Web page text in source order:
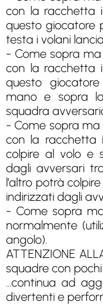
con la racchetta
questo giocatore
testa i volani
- Come sopra
con la racchetta
questo
mano e sopra
squadra
- Come sopra
con la racchetta
colpire al volo e
dagli avversari
l’altro potrà
indirizzati dagli
- Come sopra
normalmente
angolo).
ATTENZIONE
squadre con
...continua ad
divertenti e